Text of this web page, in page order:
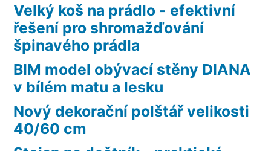
Velký koš na prádlo - efektivní
řešení pro shromažďování
špinavého prádla
BIM model obývací stěny DIANA
v bílém matu a lesku
Nový dekorační polštář velikosti
40/60 cm